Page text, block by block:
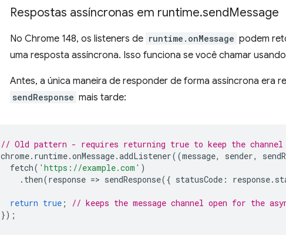
Respostas assíncronas em runtime.sendMessage
No Chrome 148, os listeners de runtime.onMessage podem
uma resposta assíncrona. Isso funciona se você chamar usando
Antes, a única maneira de responder de forma assíncrona era
sendResponse mais tarde:
// Old pattern - requires returning true to keep the channel
chrome. runtime.onMessage.addListener((message, sender,
fetch( 'https://example.com' )
. then(response => sendResponse({ statusCode : response.
return true ;
// keeps the message channel open for the
});